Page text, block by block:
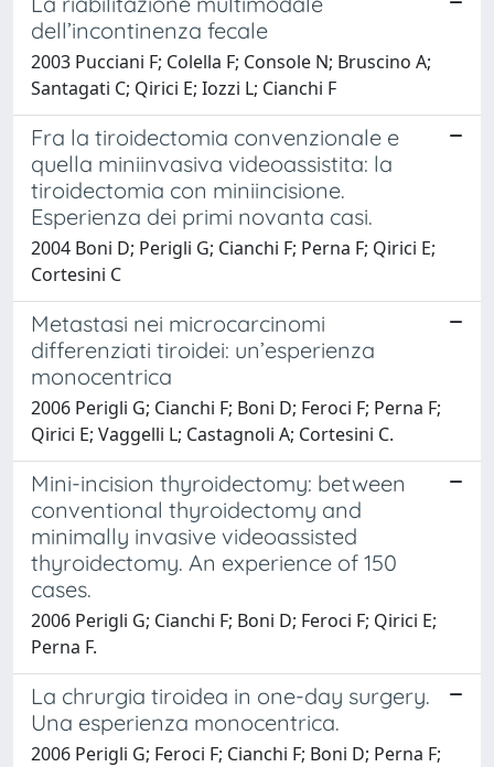
dell’incontinenza fecale
2003 Pucciani F; Colella F; Console N; Bruscino A;
Santagati C; Qirici E; Iozzi L; Cianchi F
Fra la tiroidectomia convenzionale e
quella miniinvasiva videoassistita: la
tiroidectomia con miniincisione.
Esperienza dei primi novanta casi.
2004 Boni D; Perigli G; Cianchi F; Perna F; Qirici E;
Cortesini C
Metastasi nei microcarcinomi
differenziati tiroidei: un’esperienza
monocentrica
2006 Perigli G; Cianchi F; Boni D; Feroci F; Perna F;
Qirici E; Vaggelli L; Castagnoli A; Cortesini C.
Mini-incision thyroidectomy: between
conventional thyroidectomy and
minimally invasive videoassisted
thyroidectomy. An experience of 150
cases.
2006 Perigli G; Cianchi F; Boni D; Feroci F; Qirici E;
Perna F.
La chrurgia tiroidea in one-day surgery.
Una esperienza monocentrica.
2006 Perigli G; Feroci F; Cianchi F; Boni D; Perna F;